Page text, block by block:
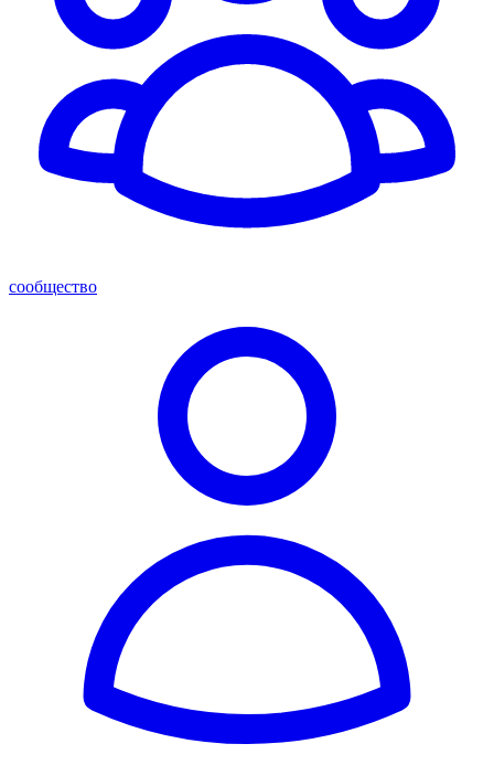
сообщество